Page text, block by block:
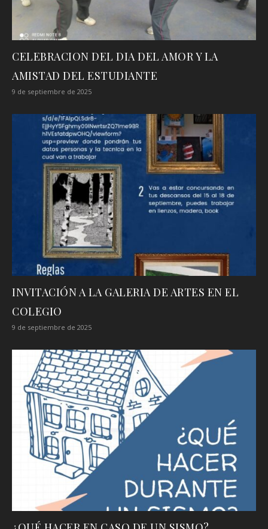
CELEBRACION DEL DIA DEL AMOR Y LA
AMISTAD DEL ESTUDIANTE
9 de septiembre de 2025
INVITACIÓN A LA GALERIA DE ARTES EN EL
COLEGIO
9 de septiembre de 2025